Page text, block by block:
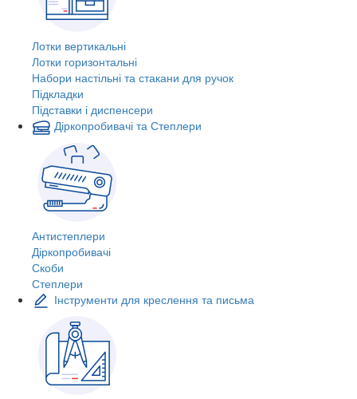
Лотки вертикальні
Лотки горизонтальні
Набори настільні та стакани для ручок
Підкладки
Підставки і диспенсери
Діркопробивачі та Степлери
Антистеплери
Діркопробивачі
Скоби
Степлери
Інструменти для креслення та письма